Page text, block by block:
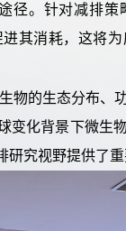
径。 针对减排策
进其消耗， 这将为
物的生态分布、
变化背景下微生
研究视野提供了